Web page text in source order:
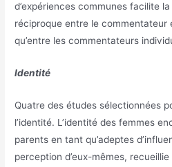
d’expériences communes facilite
réciproque entre le commentateur
qu’entre les commentateurs
Identité
Quatre des études sélectionnées
l’identité. L’identité des femmes
parents en tant qu’adeptes
perception d’eux-mêmes,